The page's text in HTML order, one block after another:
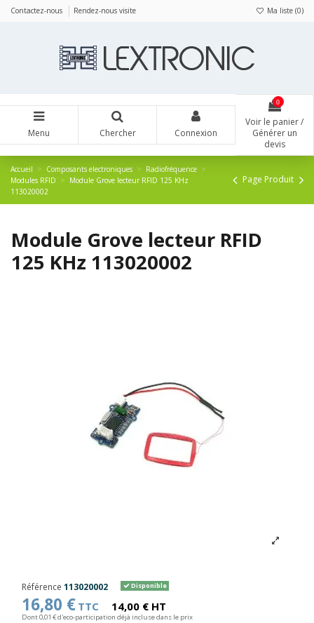
Contactez-nous Rendez-nous visite Ma liste (0)
Menu Chercher Connexion
0
Voir le panier /
Générer un
devis
Accueil Composants electroniques
Radiofréquence
Modules RFID
Module Grove lecteur RFID 125 KHz
113020002
Page Produit
Module Grove lecteur RFID
125 KHz 113020002
Référence 113020002 Disponible
16,80 € TTC 14,00 € HT
Dont 0,01 € d'eco-participation déjà incluse dans le prix
Panneau de gestion des cookies